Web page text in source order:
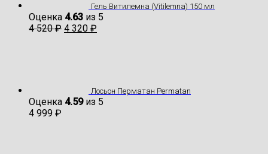
Гель Витилемна (Vitilemna) 150 мл
Оценка 4.63 из 5
4 520₽ 4 320 ₽
Лосьон Перматан Permatan
Оценка 4.59из 5
4 999 ₽